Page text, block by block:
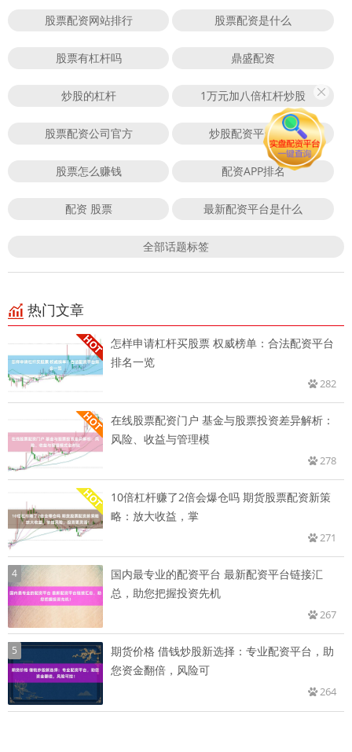
股票配资网站排行 股票配资是什么
股票有杠杆吗 鼎盛配资
炒股的杠杆 1万元加八倍杠杆炒股
股票配资公司官方 炒股配资平台官网
股票怎么赚钱 配资APP排名
配资 股票 最新配资平台是什么
全部话题标签
热门文章
怎样申请杠杆买股票 权威榜单：合法配资平台
排名一览
282
在线股票配资门户 基金与股票投资差异解析：
风险、收益与管理模
278
10倍杠杆赚了2倍会爆仓吗 期货股票配资新策
略：放大收益，掌
271
4
国内最专业的配资平台 最新配资平台链接汇
总，助您把握投资先机
267
5
期货价格 借钱炒股新选择：专业配资平台，助
您资金翻倍，风险可
264